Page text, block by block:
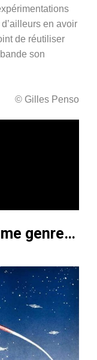
en avoir
de réutiliser
son
© Gilles Penso
genre…